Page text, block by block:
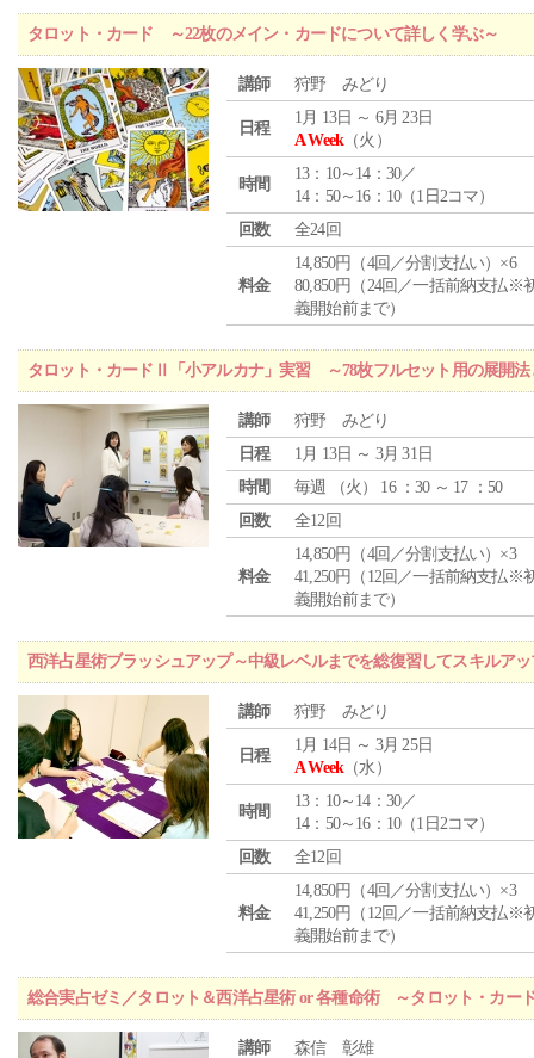
タロット・カード ～22枚のメイン・カードについて詳しく学ぶ～
講師 狩野 みどり
日程
1月 13日 ～ 6月 23日
A Week（火）
時間
13：10～14：30／
14：50～16：10（1日2コマ）
回数
全24回
料金
14,850円（4回／分割支払い）×6
80,850円（24回／一括前納支払※
義開始前まで）
タロット・カードⅡ「小アルカナ」実習 ～78枚フルセット用の展開法
講師
狩野 みどり
日程
1月 13日 ～ 3月 31日
時間
毎週 （火 ） 16 ：30 ～ 17 ：50
回数
全12回
料金
14,850円（4回／分割支払い）×3
41,250円（12回／一括前納支払※
義開始前まで）
西洋占星術ブラッシュアップ～中級レベルまでを総復習してスキルア
講師 狩野 みどり
日程
1月 14日 ～ 3月 25日
A Week（水）
時間
13：10～14：30／
14：50～16：10（1日2コマ）
回数
全12回
料金
14,850円（4回／分割支払い）×3
41,250円（12回／一括前納支払※
義開始前まで）
総合実占ゼミ／タロット＆西洋占星術 or 各種命術 ～タロット・カー
講師
森信 彰雄